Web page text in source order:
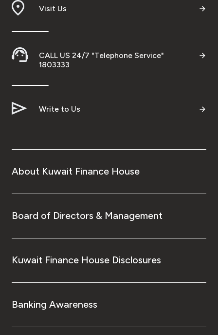
Visit Us
CALL US 24/7 "Telephone Service"
1803333
Write to Us
About Kuwait Finance House
Board of Directors & Management
Kuwait Finance House Disclosures
Banking Awareness